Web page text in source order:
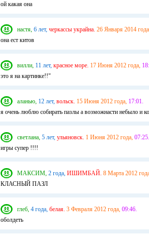
ой какая она
настя, 6 лет, черкассы украйна. 26 Января 2014
она ест китов
вилли, 11 лет, красное море. 17 Июня 2012 года,
это я на картинке!!"
аланью, 12 лет, вольск. 15 Июня 2012 года, 17:01.
я очень люблю собирать пазлы а возможнасти небыло и
светлана, 5 лет, ульяновск. 1 Июня 2012 года, 07:25.
игры супер !!!!
МАКСИМ, 2 года, ИШИМБАЙ. 8 Марта 2012
КЛАСНЫЙ ПАЗЛ
глеб, 4 года, белая. 3 Февраля 2012 года, 09:46.
оболдеть